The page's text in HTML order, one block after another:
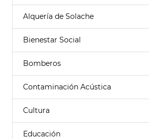
Alquería de Solache
Bienestar Social
Bomberos
Contaminación Acústica
Cultura
Educación